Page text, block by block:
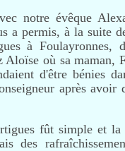
notre évêque
a permis, à la suite
à Foulayronnes,
Aloïse où sa maman,
d'être bénies
après avoir
fût simple et la
des